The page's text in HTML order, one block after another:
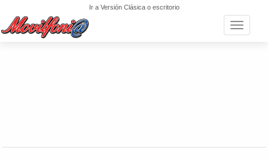
Ir a Versión Clásica o escritorio
Toggle